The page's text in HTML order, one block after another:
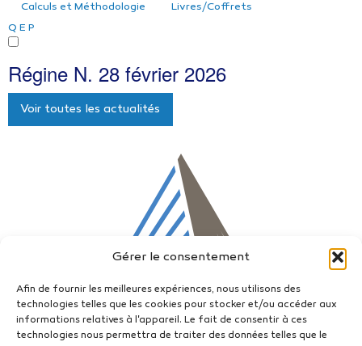
Gérer le consentement
Afin de fournir les meilleures expériences, nous utilisons des
technologies telles que les cookies pour stocker et/ou accéder aux
informations relatives à l'appareil. Le fait de consentir à ces
technologies nous permettra de traiter des données telles que le
Calculs et Méthodologie
Livres/Coffrets
Q E P
Régine N. 28 février 2026
Voir toutes les actualités